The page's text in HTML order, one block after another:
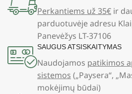
Perkantiems už 35€ ir
parduotuvėje adresu
Panevėžys LT-37106
SAUGUS ATSISKAITYMAS
Naudojamos patikimos
sistemos („Paysera“,
mokėjimų būdai)